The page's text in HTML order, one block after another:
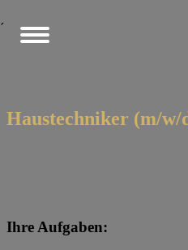
´
Haustechniker (m/w/
Ihre Aufgaben: